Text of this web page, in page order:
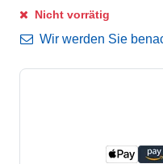
Nicht vorrätig
Wir werden Sie